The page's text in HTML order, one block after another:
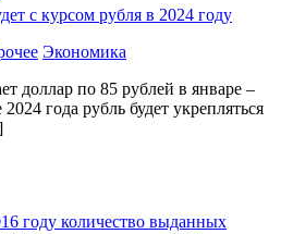
с курсом рубля в 2024 году
Экономика
доллар по 85 рублей в январе –
года рубль будет укрепляться
количество выданных